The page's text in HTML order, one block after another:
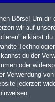
Börse! Um dir
wir auf
erklärst du
du der
oder
Verwendung
jederzeit
.